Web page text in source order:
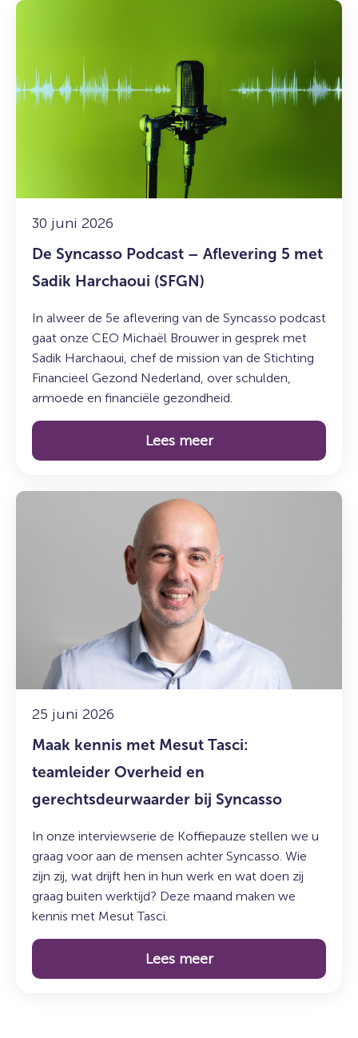
30 juni 2026
De Syncasso Podcast – Aflevering 5 met
Sadik Harchaoui (SFGN)
In alweer de 5e aflevering van de Syncasso podcast
gaat onze CEO Michaël Brouwer in gesprek met
Sadik Harchaoui, chef de mission van de Stichting
Financieel Gezond Nederland, over schulden,
armoede en financiële gezondheid.
Lees meer
Lees
Syncasso
Podcast
Sadik
Harchaoui
25 juni 2026
Maak kennis met Mesut Tasci:
teamleider Overheid en
gerechtsdeurwaarder bij Syncasso
In onze interviewserie de Koffiepauze stellen we u
graag voor aan de mensen achter Syncasso. Wie
zijn zij, wat drijft hen in hun werk en wat doen zij
graag buiten werktijd? Deze maand maken we
kennis met Mesut Tasci.
Lees meer
Lees
teamleider
Overheid
en
gerechtsdeurwaarder
Syncasso